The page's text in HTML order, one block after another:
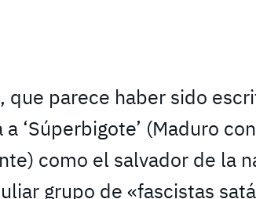
que parece haber sido
‘Súperbigote’ (Maduro
como el salvador de la
grupo de «fascistas